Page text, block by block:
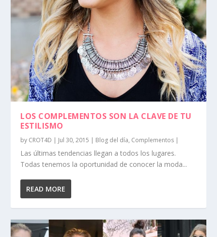
LOS COMPLEMENTOS SON LA CLAVE DE TU
ESTILISMO
by CROT4D | Jul 30, 2015 | Blog del día, Complementos |
Las últimas tendencias llegan a todos los lugares.
Todas tenemos la oportunidad de conocer la moda...
READ MORE